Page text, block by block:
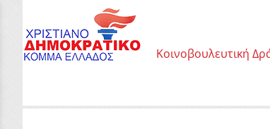
Κοινοβουλευτική